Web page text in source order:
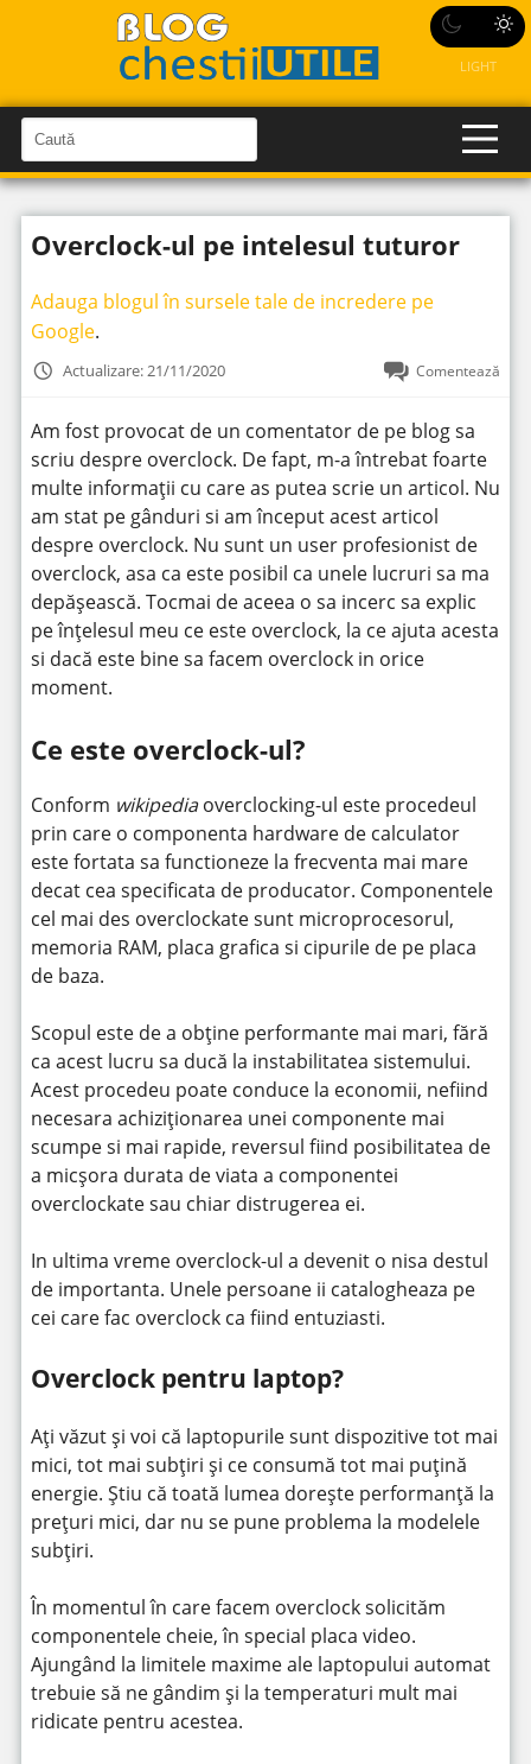
LIGHT
a
u
t
n
C
a
u
î
n
t
Overclock-ul pe intelesul tuturor
Adauga blogul în sursele tale de incredere pe
Google.
Actualizare: 21/11/2020 Comentează
Am fost provocat de un comentator de pe blog sa
scriu despre overclock. De fapt, m-a întrebat foarte
multe informații cu care as putea scrie un articol. Nu
am stat pe gânduri si am început acest articol
despre overclock. Nu sunt un user profesionist de
overclock, asa ca este posibil ca unele lucruri sa ma
depășească. Tocmai de aceea o sa incerc sa explic
pe înțelesul meu ce este overclock, la ce ajuta acesta
si dacă este bine sa facem overclock in orice
moment.
Ce este overclock-ul?
Conform wikipediaoverclocking-ul este procedeul
prin care o componenta hardware de calculator
este fortata sa functioneze la frecventa mai mare
decat cea specificata de producator. Componentele
cel mai des overclockate sunt microprocesorul,
memoria RAM, placa grafica si cipurile de pe placa
de baza.
Scopul este de a obține performante mai mari, fără
ca acest lucru sa ducă la instabilitatea sistemului.
Acest procedeu poate conduce la economii, nefiind
necesara achiziționarea unei componente mai
scumpe si mai rapide, reversul fiind posibilitatea de
a micșora durata de viata a componentei
overclockate sau chiar distrugerea ei.
In ultima vreme overclock-ul a devenit o nisa destul
de importanta. Unele persoane ii catalogheaza pe
cei care fac overclock ca fiind entuziasti.
Overclock pentru laptop?
Ați văzut și voi că laptopurile sunt dispozitive tot mai
mici, tot mai subțiri și ce consumă tot mai puțină
energie. Știu că toată lumea dorește performanță la
prețuri mici, dar nu se pune problema la modelele
subțiri.
În momentul în care facem overclock solicităm
componentele cheie, în special placa video.
Ajungând la limitele maxime ale laptopului automat
trebuie să ne gândim și la temperaturi mult mai
ridicate pentru acestea.